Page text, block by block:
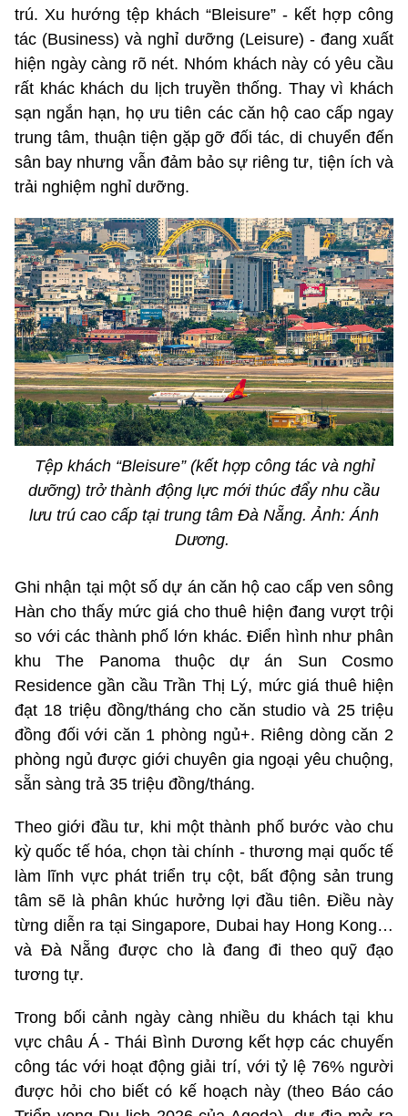
trú. Xu hướng tệp khách “Bleisure” - kết hợp công
tác (Business) và nghỉ dưỡng (Leisure) - đang xuất
hiện ngày càng rõ nét. Nhóm khách này có yêu cầu
rất khác khách du lịch truyền thống. Thay vì khách
sạn ngắn hạn, họ ưu tiên các căn hộ cao cấp ngay
trung tâm, thuận tiện gặp gỡ đối tác, di chuyển đến
sân bay nhưng vẫn đảm bảo sự riêng tư, tiện ích và
trải nghiệm nghỉ dưỡng.
Tệp khách “Bleisure” (kết hợp công tác và nghỉ
dưỡng) trở thành động lực mới thúc đẩy nhu cầu
lưu trú cao cấp tại trung tâm Đà Nẵng. Ảnh: Ánh
Dương.
Ghi nhận tại một số dự án căn hộ cao cấp ven sông
Hàn cho thấy mức giá cho thuê hiện đang vượt trội
so với các thành phố lớn khác. Điển hình như phân
khu The Panoma thuộc dự án Sun Cosmo
Residence gần cầu Trần Thị Lý, mức giá thuê hiện
đạt 18 triệu đồng/tháng cho căn studio và 25 triệu
đồng đối với căn 1 phòng ngủ+. Riêng dòng căn 2
phòng ngủ được giới chuyên gia ngoại yêu chuộng,
sẵn sàng trả 35 triệu đồng/tháng.
Theo giới đầu tư, khi một thành phố bước vào chu
kỳ quốc tế hóa, chọn tài chính - thương mại quốc tế
làm lĩnh vực phát triển trụ cột, bất động sản trung
tâm sẽ là phân khúc hưởng lợi đầu tiên. Điều này
từng diễn ra tại Singapore, Dubai hay Hong Kong…
và Đà Nẵng được cho là đang đi theo quỹ đạo
tương tự.
Trong bối cảnh ngày càng nhiều du khách tại khu
vực châu Á - Thái Bình Dương kết hợp các chuyến
công tác với hoạt động giải trí, với tỷ lệ 76% người
được hỏi cho biết có kế hoạch này (theo Báo cáo